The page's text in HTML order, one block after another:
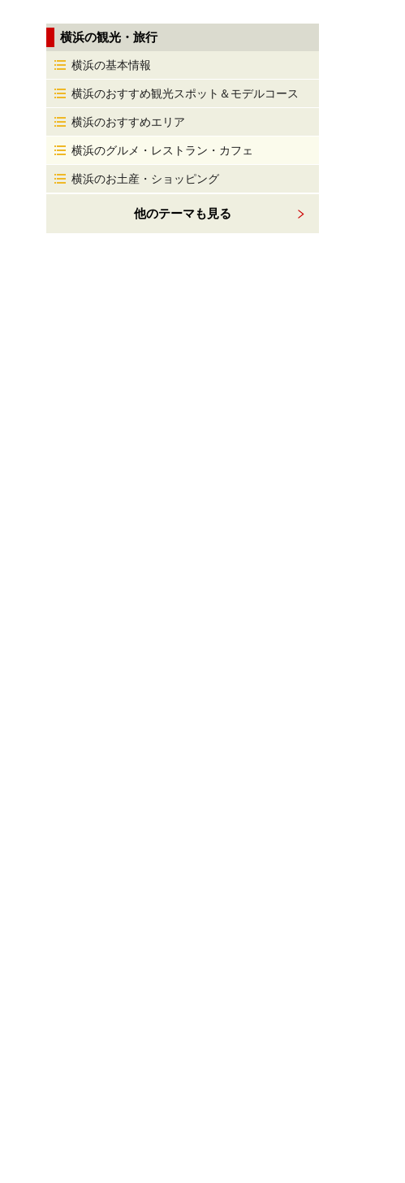
横浜の観光・旅行
横浜の基本情報
横浜のおすすめ観光スポット＆モデルコース
横浜のおすすめエリア
横浜のグルメ・レストラン・カフェ
横浜のお土産・ショッピング
他のテーマも見る